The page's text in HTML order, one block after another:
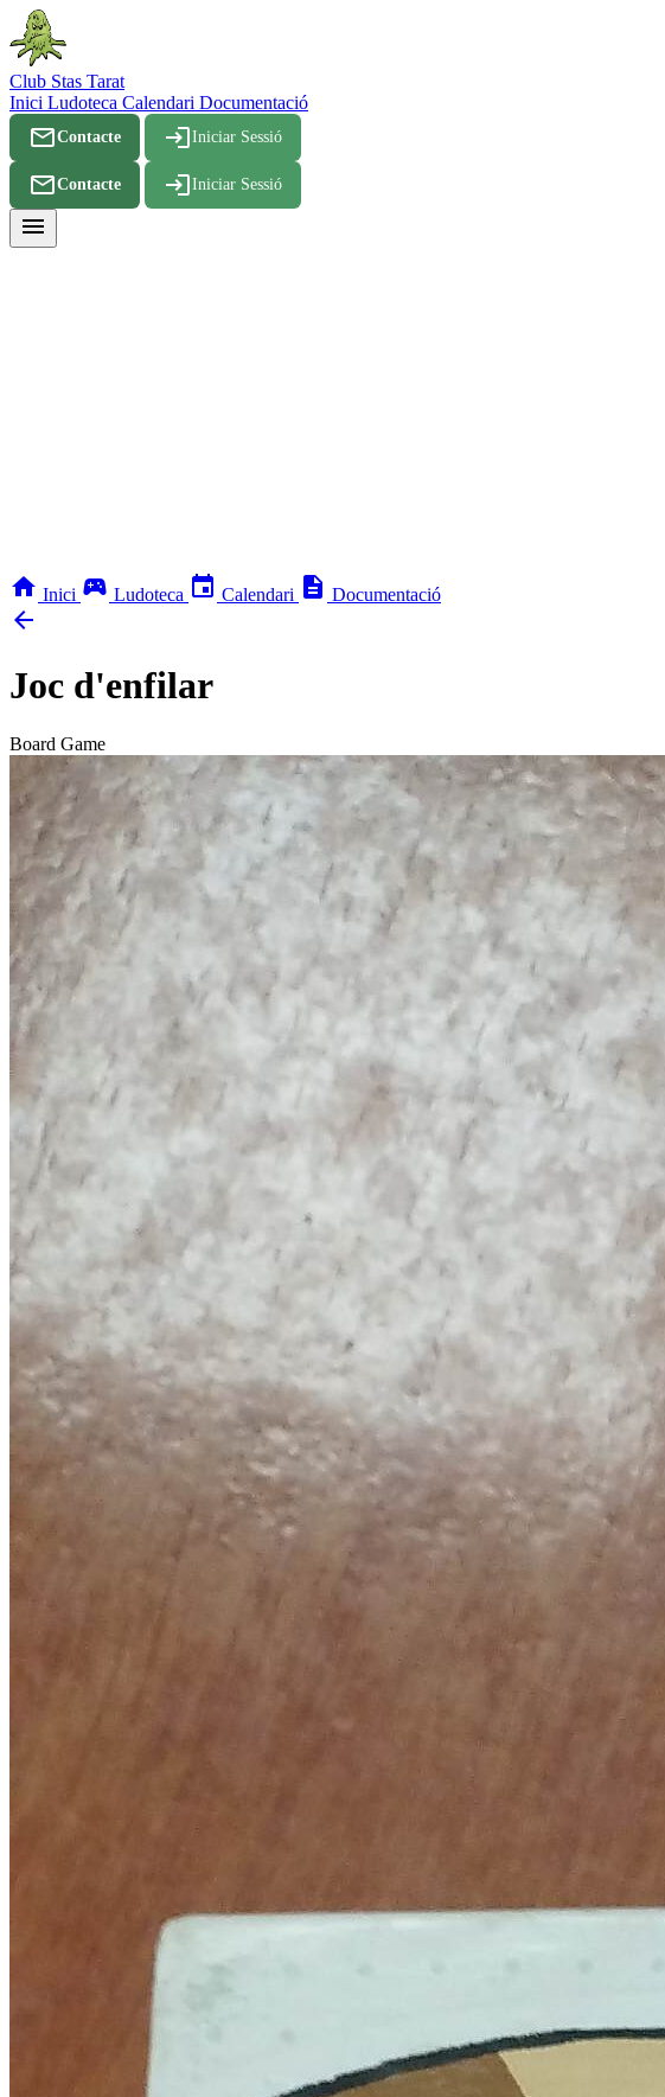
Club Stas Tarat
Inici Ludoteca Calendari Documentació
mail_outlineContacte loginIniciar Sessió
mail_outlineContacte loginIniciar Sessió
menu
home Inici sports_esports Ludoteca event Calendari description Documentació
arrow_back
Joc d'enfilar
Board Game